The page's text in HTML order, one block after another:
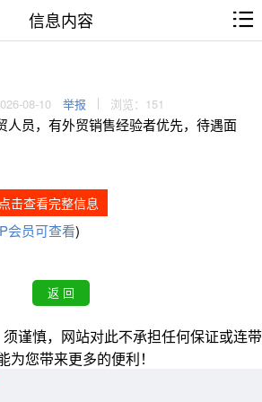
信息内容
08-10 举报 浏览：151
人员，有外贸销售经验者优先，待遇面
点击查看完整信息
会员可查看)
谨慎，网站对此不承担任何保证或连带
您带来更多的便利！